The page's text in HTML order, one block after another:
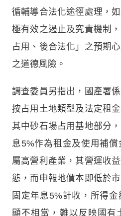
循輔導合法化途徑處理，
極有效之遏止及究責機制
占用、後合法化」之預期
之道德風險。
調查委員另指出，國產署
按占用土地類型及法定租
其中砂石場占用基地部分
息5%作為租金及使用補
屬高營利產業，其營運收
態，而申報地價本即低於
固定年息5%計收，所得
顯不相當，難以反映國有